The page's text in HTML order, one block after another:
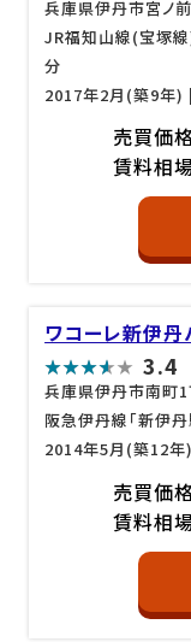
兵庫県伊丹市宮ノ
JR福知山線(宝塚線
分
2017年2月(築9年)
売買価
賃料相
ワコーレ新伊丹
3.4
兵庫県伊丹市南町
阪急伊丹線「新伊
2014年5月(築12年)
売買価
賃料相